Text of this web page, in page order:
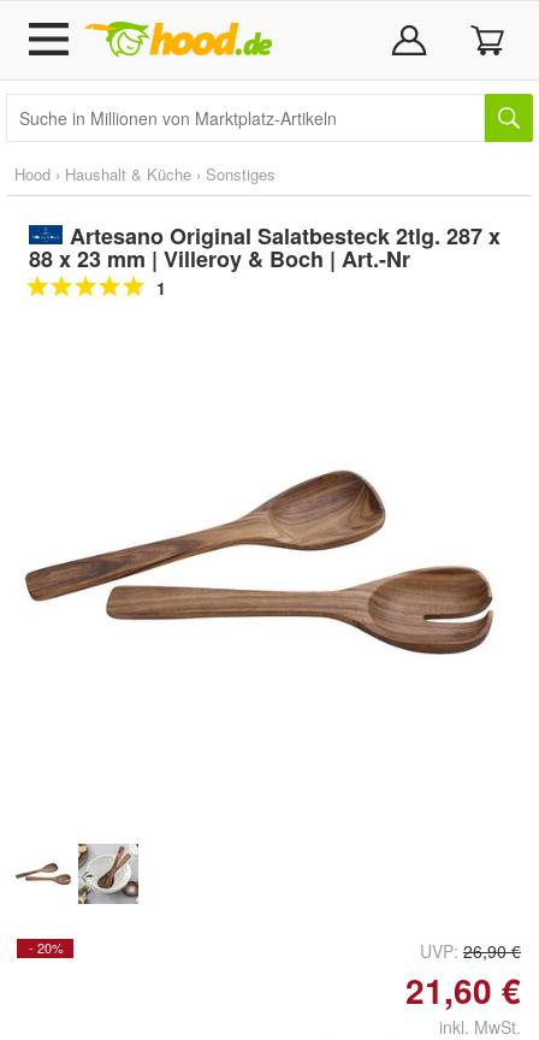
Hood › Haushalt & Küche › Sonstiges
Artesano Original Salatbesteck 2tlg. 287 x
88 x 23 mm | Villeroy & Boch | Art.-Nr
1
- 20% UVP: 26,90 €
21,60 €
inkl. MwSt.